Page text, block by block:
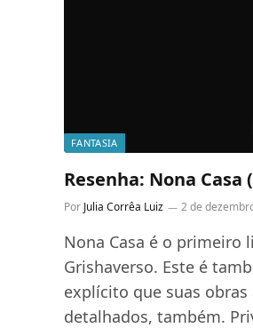
FANTASIA
Resenha: Nona
Por Julia Corrêa Luiz 2 de
Nona Casa é o primeiro
Grishaverso. Este é
explícito que suas
detalhados, também.